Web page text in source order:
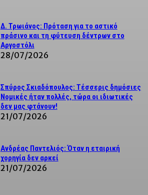
Δ. Τρωιάνος: Πρόταση για το αστικό
πράσινο και τη φύτευση δέντρων στο
Αργοστόλι
28/07/2026
Σπύρος Σκιαδόπουλος: Τέσσερις δημόσιες
Νομικές ήταν πολλές, τώρα οι ιδιωτικές
δεν μας φτάνουν!
21/07/2026
Ανδρέας Παντελιός: Όταν η εταιρική
χορηγία δεν αρκεί
21/07/2026